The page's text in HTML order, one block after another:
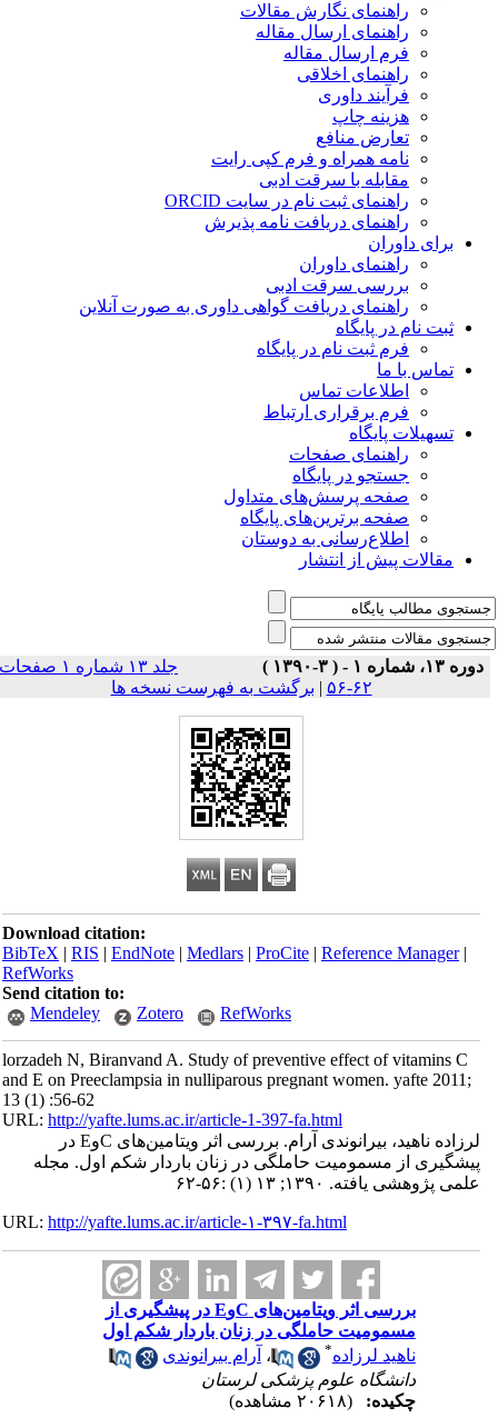
راهنمای نگارش مقالات
راهنمای ارسال مقاله
فرم ارسال مقاله
راهنمای اخلاقی
فرآیند داوری
هزینه چاپ
تعارض منافع
نامه همراه و فرم کپی رایت
مقابله با سرقت ادبی
راهنمای ثبت نام در سایت ORCID
راهنمای دریافت نامه پذیرش
برای داوران
راهنمای داوران
بررسی سرقت ادبی
راهنمای دریافت گواهی داوری به صورت آنلاین
ثبت نام در پایگاه
فرم ثبت نام در پایگاه
تماس با ما
اطلاعات تماس
فرم برقراری ارتباط
تسهیلات پایگاه
راهنمای صفحات
جستجو در پایگاه
صفحه پرسش‌های متداول
صفحه برترین‌های پایگاه
اطلاع‌رسانی به دوستان
مقالات پیش از انتشار
دوره ۱۳، شماره ۱ - ( ۳-۱۳۹۰ )
جلد ۱۳ شماره ۱ صفحات
۶۲-۵۶
|برگشت به فهرست نسخه ها
Download citation:
BibTeX|RIS|EndNote|Medlars|ProCite|Reference Manager
RefWorks
Send citation to:
Mendeley
Zotero RefWorks
lorzadeh N, Biranvand A. Study of preventive effect of vitamins C
and E on Preeclampsia in nulliparous pregnant women. yafte 2011;
13 (1) :56-62
URL:http://yafte.lums.ac.ir/article-1-397-fa.html
لرزاده ناهید، بیرانوندی آرام. بررسی اثر ویتامین‌های C‏وE در
پیشگیری از مسمومیت حاملگی در زنان باردار شکم اول. مجله
علمی پژوهشی یافته. ۱۳۹۰; ۱۳ (۱) :۵۶-۶۲
URL:http://yafte.lums.ac.ir/article-۱-۳۹۷-fa.html
بررسی اثر ویتامین‌های C‏وE در پیشگیری از
مسمومیت حاملگی در زنان باردار شکم اول
ناهید لرزاده* ،آرام بیرانوندی
دانشگاه علوم پزشکی لرستان
چکیده: